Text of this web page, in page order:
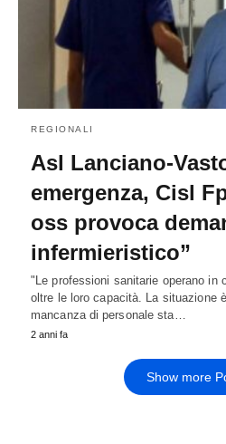
REGIONALI
Asl Lanciano-
emergenza, Cisl
oss provoca
infermieristico”
"Le professioni sanitarie operano in
oltre le loro capacità. La situazione
mancanza di personale sta…
2 anni fa
Show more